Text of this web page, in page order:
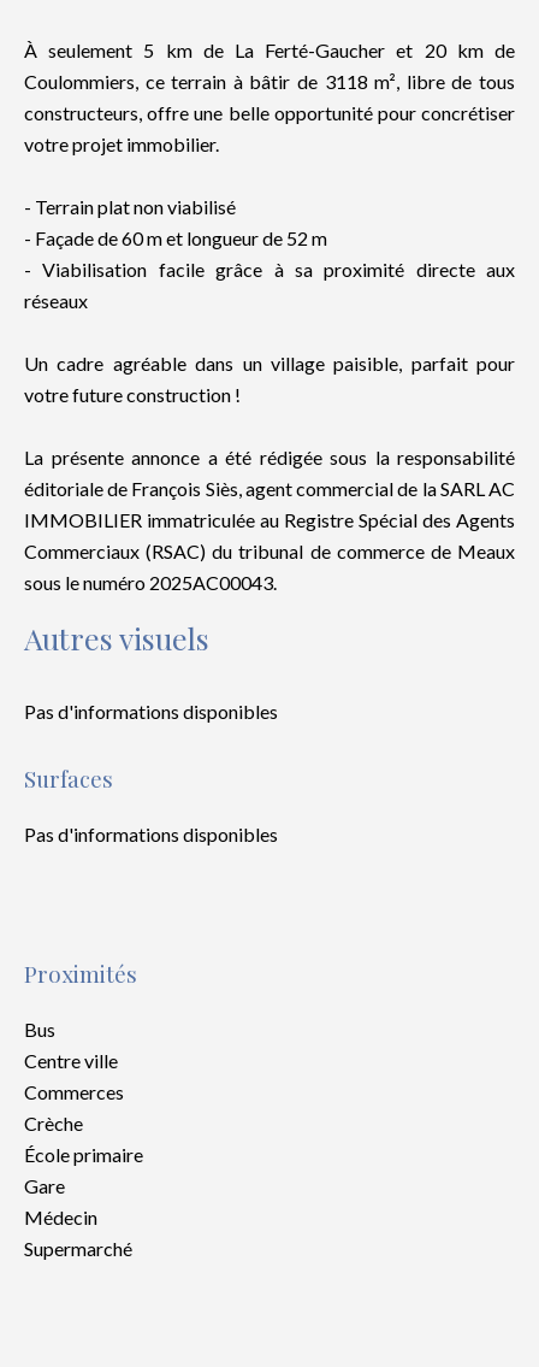
À seulement 5 km de La Ferté-Gaucher et 20 km de
Coulommiers, ce terrain à bâtir de 3118 m², libre de tous
constructeurs, offre une belle opportunité pour concrétiser
votre projet immobilier.
- Terrain plat non viabilisé
- Façade de 60 m et longueur de 52 m
- Viabilisation facile grâce à sa proximité directe aux
réseaux
Un cadre agréable dans un village paisible, parfait pour
votre future construction !
La présente annonce a été rédigée sous la responsabilité
éditoriale de François Siès, agent commercial de la SARL AC
IMMOBILIER immatriculée au Registre Spécial des Agents
Commerciaux (RSAC) du tribunal de commerce de Meaux
sous le numéro 2025AC00043.
Autres visuels
Pas d'informations disponibles
Surfaces
Pas d'informations disponibles
Proximités
Bus
Centre ville
Commerces
Crèche
École primaire
Gare
Médecin
Supermarché